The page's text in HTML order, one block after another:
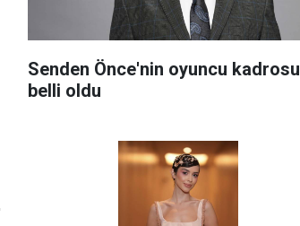
Senden Önce'nin oyuncu kadrosu
belli oldu